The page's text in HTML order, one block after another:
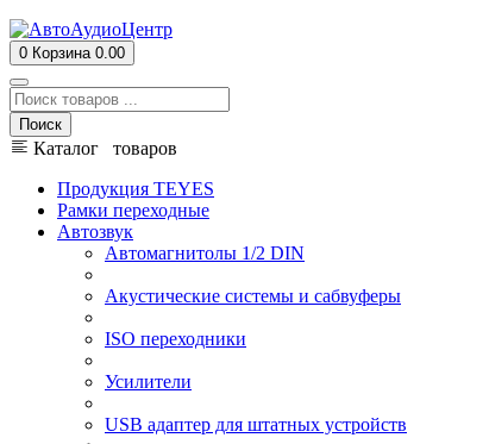
0 Корзина 0.00
Поиск
Каталог товаров
Продукция TEYES
Рамки переходные
Автозвук
Автомагнитолы 1/2 DIN
Акустические системы и сабвуферы
ISO переходники
Усилители
USB адаптер для штатных устройств